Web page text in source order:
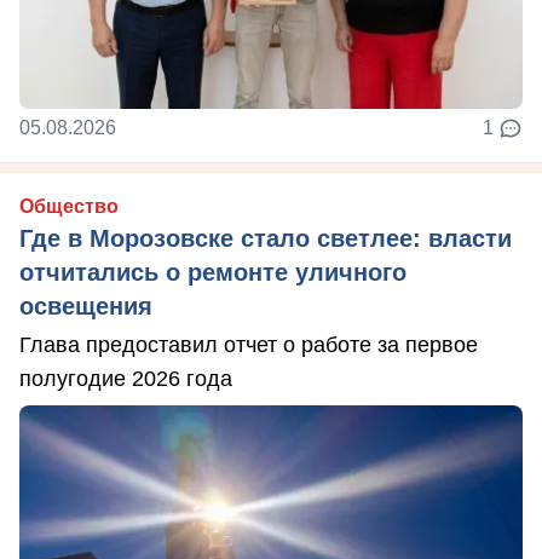
05.08.2026 1
Общество
Где в Морозовске стало светлее: власти
отчитались о ремонте уличного
освещения
Глава предоставил отчет о работе за первое
полугодие 2026 года